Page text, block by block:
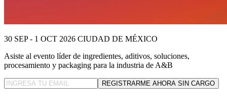
30 SEP - 1 OCT 2026 CIUDAD DE MÉXICO
Asiste al evento líderde ingredientes, aditivos, soluciones,
procesamiento y packaging para la industria de A&B
REGISTRARME AHORA SIN CARGO